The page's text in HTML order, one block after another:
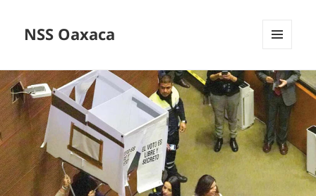
NSS Oaxaca
WIDGETS